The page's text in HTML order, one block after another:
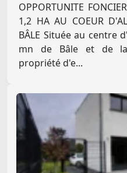
OPPORTUNITE
1,2 HA AU COEUR
BÂLE Située au centre
mn de Bâle et de
propriété d'e...